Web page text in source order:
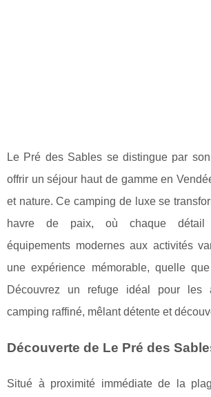
Le Pré des Sables se distingue par
offrir un séjour haut de gamme en
et nature. Ce camping de luxe se
havre de paix, où chaque détail
équipements modernes aux activités
une expérience mémorable, quelle
Découvrez un refuge idéal pour les
camping raffiné, mêlant détente et
Découverte de Le Pré des
Situé à proximité immédiate de la